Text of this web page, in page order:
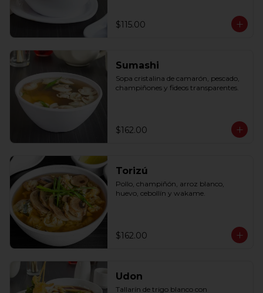
$115.00
Sumashi
Sopa cristalina de camarón, pescado,
champiñones y fideos transparentes.
$162.00
Torizú
Pollo, champiñón, arroz blanco,
huevo, cebollín y wakame.
$162.00
Udon
Tallarín de trigo blanco con